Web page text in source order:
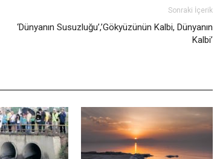
Sonraki İçerik
‘Dünyanın Susuzluğu’,’Gökyüzünün Kalbi, Dünyanın
Kalbi’